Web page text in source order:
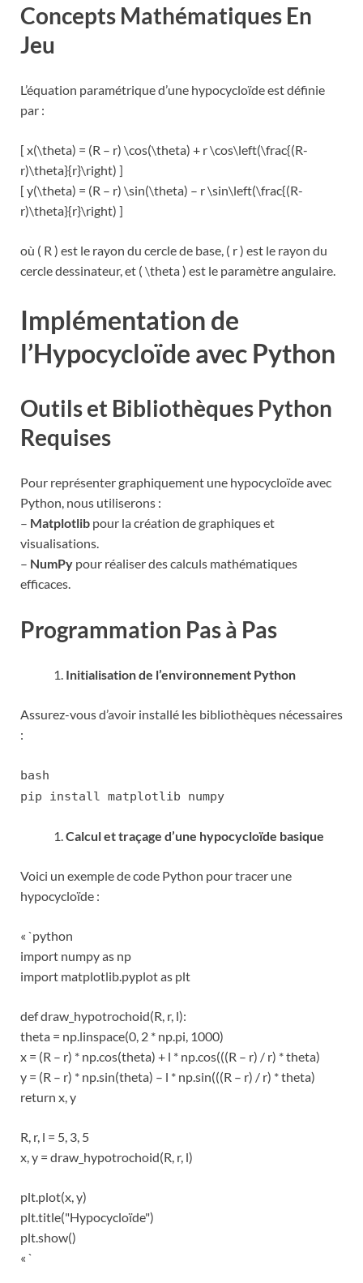
Concepts Mathématiques En
Jeu
L’équation paramétrique d’une hypocycloïde est définie
par :
[ x(\theta) = (R – r) \cos(\theta) + r \cos\left(\frac{(R-
r)\theta}{r}\right) ]
[ y(\theta) = (R – r) \sin(\theta) – r \sin\left(\frac{(R-
r)\theta}{r}\right) ]
où ( R ) est le rayon du cercle de base, ( r ) est le rayon du
cercle dessinateur, et ( \theta ) est le paramètre angulaire.
Implémentation de
l’Hypocycloïde avec Python
Outils et Bibliothèques Python
Requises
Pour représenter graphiquement une hypocycloïde avec
Python, nous utiliserons :
– Matplotlib pour la création de graphiques et
visualisations.
– NumPy pour réaliser des calculs mathématiques
efficaces.
Programmation Pas à Pas
Initialisation de l’environnement Python
Assurez-vous d’avoir installé les bibliothèques nécessaires
:
bash
pip install matplotlib numpy
Calcul et traçage d’une hypocycloïde basique
Voici un exemple de code Python pour tracer une
hypocycloïde :
« `python
import numpy as np
import matplotlib.pyplot as plt
def draw_hypotrochoid(R, r, l):
theta = np.linspace(0, 2 * np.pi, 1000)
x = (R – r) * np.cos(theta) + l * np.cos(((R – r) / r) * theta)
y = (R – r) * np.sin(theta) – l * np.sin(((R – r) / r) * theta)
return x, y
R, r, l = 5, 3, 5
x, y = draw_hypotrochoid(R, r, l)
plt.plot(x, y)
plt.title("Hypocycloïde")
plt.show()
« `